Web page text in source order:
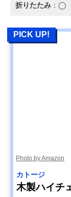
折りたたみ ：◯
PICK UP!
Photo by Amazon
カトージ
木製ハイチ